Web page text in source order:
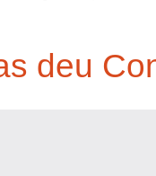
deu